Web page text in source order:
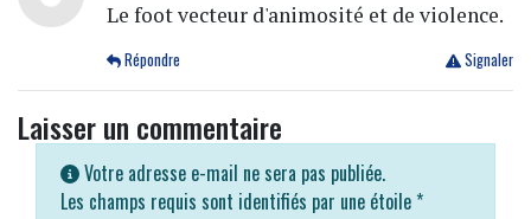
Le foot vecteur d'animosité et de violence.
Signaler
Répondre
Laisser un commentaire
Votre adresse e-mail ne sera pas publiée.
Les champs requis sont identifiés par une étoile *